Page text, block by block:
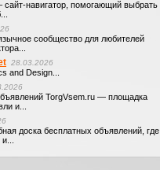
сайт-навигатор, помогающий выбрать
сообщество для любителей
28.03.2026
and Design...
TorgVsem.ru — площадка
и...
доска бесплатных объявлений, где